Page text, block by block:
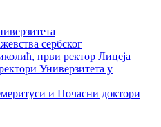
сербског
први ректор Лицеја
Универзитета у
и Почасни доктори